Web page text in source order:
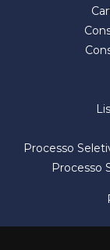
Processo
Processo